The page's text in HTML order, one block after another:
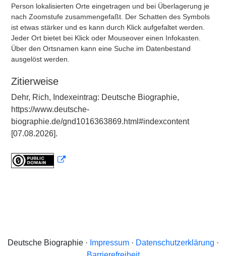
Person lokalisierten Orte eingetragen und bei Überlagerung je
nach Zoomstufe zusammengefaßt. Der Schatten des Symbols
ist etwas stärker und es kann durch Klick aufgefaltet werden.
Jeder Ort bietet bei Klick oder Mouseover einen Infokasten.
Über den Ortsnamen kann eine Suche im Datenbestand
ausgelöst werden.
Zitierweise
Dehr, Rich, Indexeintrag: Deutsche Biographie,
https://www.deutsche-
biographie.de/gnd1016363869.html#indexcontent
[07.08.2026].
Deutsche Biographie · Impressum· Datenschutzerklärung ·